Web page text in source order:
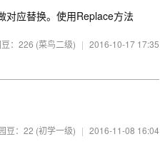
对应替换。使用Replace方法
豆：226 (菜鸟二级) | 2016-10-17 17:35
豆：22 (初学一级) | 2016-11-08 16:04